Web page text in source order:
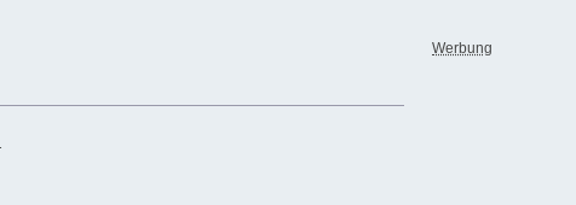
Werbung